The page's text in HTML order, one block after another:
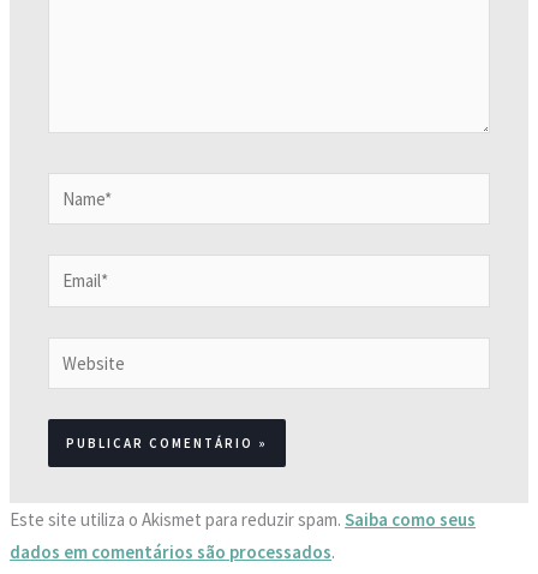
Name*
Email*
Website
Este site utiliza o Akismet para reduzir spam.Saiba como seus
dados em comentários são processados.